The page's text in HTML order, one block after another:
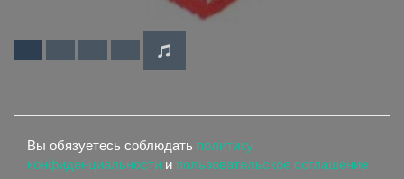
Вы обязуетесь соблюдать политику
конфиденциальности и пользовательское соглашение